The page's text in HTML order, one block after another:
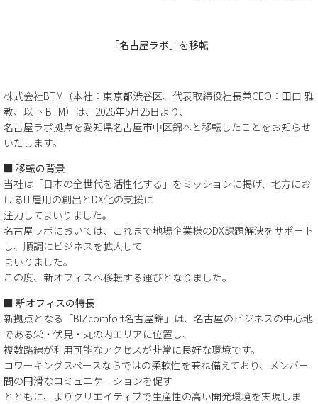
「名古屋ラボ」を移転
株式会社BTM（本社：東京都渋谷区、代表取締役社長兼CEO：田口 雅
教、以下 BTM）は、2026年5月25日より、
名古屋ラボ拠点を愛知県名古屋市中区錦へと移転したことをお知らせ
いたします。
■ 移転の背景
当社は「日本の全世代を活性化する」をミッションに掲げ、地方にお
けるIT雇用の創出とDX化の支援に
注力してまいりました。
名古屋ラボにおいては、これまで地場企業様のDX課題解決をサポート
し、順調にビジネスを拡大して
まいりました。
この度、新オフィスへ移転する運びとなりました。
■ 新オフィスの特長
新拠点となる「BIZcomfort名古屋錦」は、名古屋のビジネスの中心地
である栄・伏見・丸の内エリアに位置し、
複数路線が利用可能なアクセスが非常に良好な環境です。
コワーキングスペースならではの柔軟性を兼ね備えており、メンバー
間の円滑なコミュニケーションを促す
とともに、よりクリエイティブで生産性の高い開発環境を実現しま